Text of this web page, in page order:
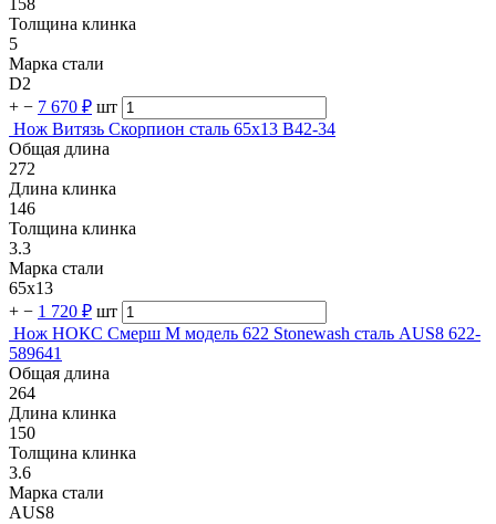
158
Толщина клинка
5
Марка стали
D2
+ − 7 670 ₽ шт
Нож Витязь Скорпион сталь 65х13 B42-34
Общая длина
272
Длина клинка
146
Толщина клинка
3.3
Марка стали
65х13
+ − 1 720 ₽ шт
Нож НОКС Смерш М модель 622 Stonewash сталь AUS8 622-
589641
Общая длина
264
Длина клинка
150
Толщина клинка
3.6
Марка стали
AUS8